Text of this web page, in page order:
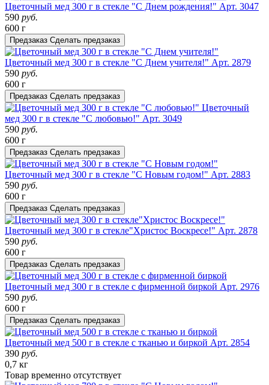
Цветочный мед 300 г в стекле "С Днем рождения!" Арт. 3047
590 руб.
600 г
Предзаказ Сделать предзаказ
Цветочный мед 300 г в стекле "С Днем учителя!" Арт. 2879
590 руб.
600 г
Предзаказ Сделать предзаказ
Цветочный
мед 300 г в стекле "С любовью!" Арт. 3049
590 руб.
600 г
Предзаказ Сделать предзаказ
Цветочный мед 300 г в стекле "С Новым годом!" Арт. 2883
590 руб.
600 г
Предзаказ Сделать предзаказ
Цветочный мед 300 г в стекле"Христос Воскресе!" Арт. 2878
590 руб.
600 г
Предзаказ Сделать предзаказ
Цветочный мед 300 г в стекле с фирменной биркой Арт. 2976
590 руб.
600 г
Предзаказ Сделать предзаказ
Цветочный мед 500 г в стекле с тканью и биркой Арт. 2854
390 руб.
0,7 кг
Товар временно отсутствует